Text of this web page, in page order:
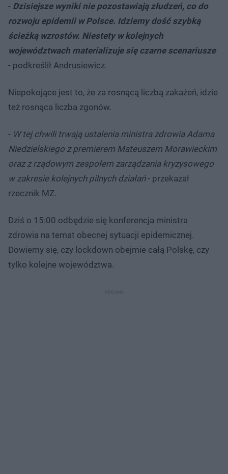
- Dzisiejsze wyniki nie pozostawiają złudzeń, co do
rozwoju epidemii w Polsce. Idziemy dość szybką
ścieżką wzrostów. Niestety w kolejnych
województwach materializuje się czarne scenariusze
- podkreślił Andrusiewicz.
Niepokojące jest to, że za rosnącą liczbą zakażeń, idzie
też rosnąca liczba zgonów.
- W tej chwili trwają ustalenia ministra zdrowia Adama
Niedzielskiego z premierem Mateuszem Morawieckim
oraz z rządowym zespołem zarządzania kryzysowego
w zakresie kolejnych pilnych działań- przekazał
rzecznik MZ.
Dziś o 15:00 odbędzie się konferencja ministra
zdrowia na temat obecnej sytuacji epidemicznej.
Dowiemy się, czy lockdown obejmie całą Polskę, czy
tylko kolejne województwa.